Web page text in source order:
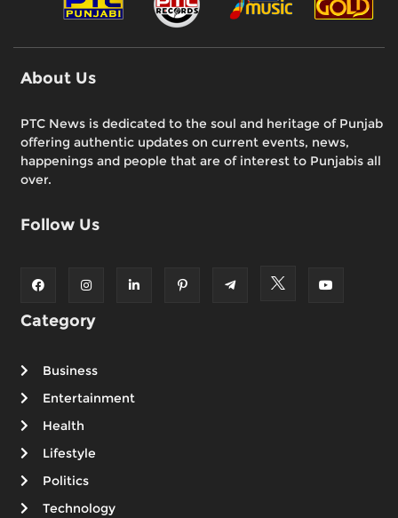
About Us
PTC News is dedicated to the soul and heritage of Punjab
offering authentic updates on current events, news,
happenings and people that are of interest to Punjabis all
over.
Follow Us
Category
Business
Entertainment
Health
Lifestyle
Politics
Technology